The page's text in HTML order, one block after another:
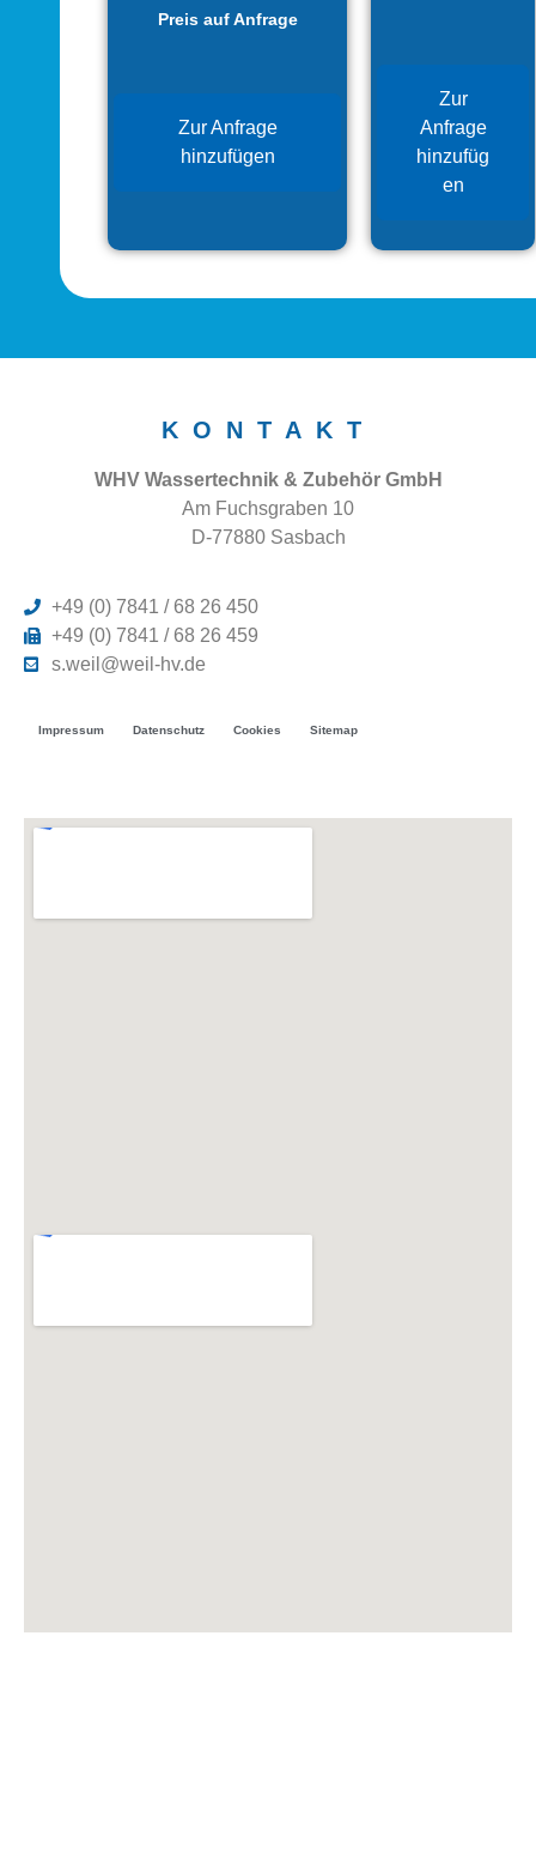
Preis auf Anfrage
Zur Anfrage
hinzufügen
Zur
Anfrage
hinzufüg
en
KONTAKT
WHV Wassertechnik & Zubehör GmbH
Am Fuchsgraben 10
D-77880 Sasbach
+49 (0) 7841 / 68 26 450
+49 (0) 7841 / 68 26 459
s.weil@weil-hv.de
Impressum Datenschutz Cookies Sitemap